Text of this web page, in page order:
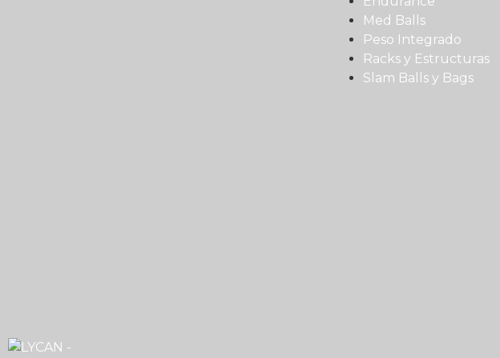
Med Balls
Peso Integrado
Racks y Estructuras
Slam Balls y Bags